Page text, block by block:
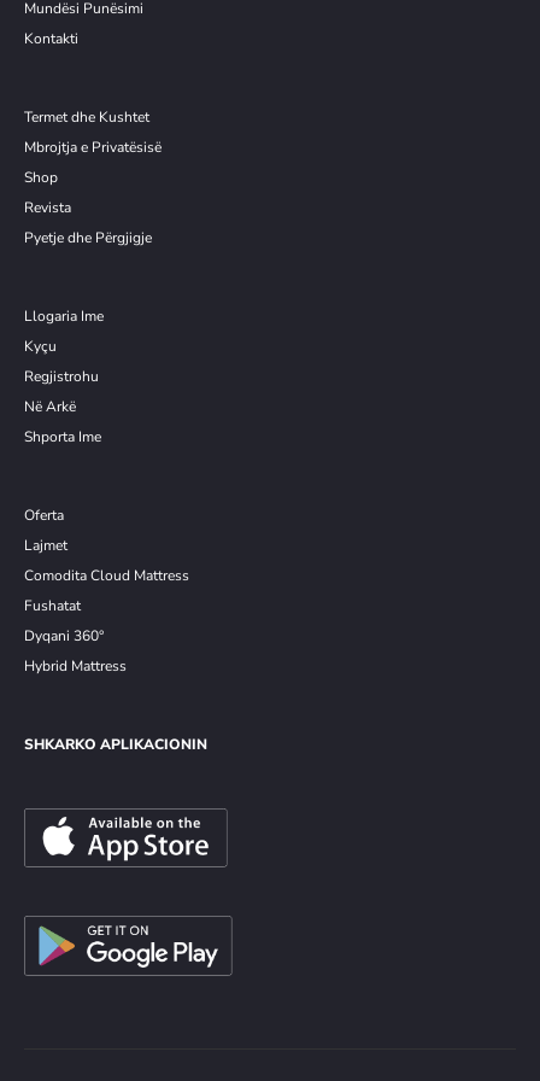
Mundësi Punësimi
Kontakti
Termet dhe Kushtet
Mbrojtja e Privatësisë
Shop
Revista
Pyetje dhe Përgjigje
Llogaria Ime
Kyçu
Regjistrohu
Në Arkë
Shporta Ime
Oferta
Lajmet
Comodita Cloud Mattress
Fushatat
Dyqani 360°
Hybrid Mattress
SHKARKO APLIKACIONIN